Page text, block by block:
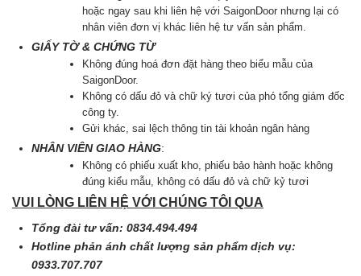
hoặc ngay sau khi liên hệ với SaigonDoor nhưng lại có
nhân viên đơn vị khác liên hệ tư vấn sản phẩm.
GIẤY TỜ & CHỨNG TỪ
Không đúng hoá đơn đặt hàng theo biểu mẫu của
SaigonDoor.
Không có dấu đỏ và chữ ký tươi của phó tổng giám đốc
công ty.
Gửi khác, sai lệch thông tin tài khoản ngân hàng
NHÂN VIÊN GIAO HÀNG:
Không có phiếu xuất kho, phiếu bảo hành hoặc không
đúng kiểu mẫu, không có dấu đỏ và chữ kỷ tươi
VUI LÒNG LIÊN HỆ VỚI CHÚNG TÔI QUA
Tổng đài tư vấn: 0834.494.494
Hotline phản ánh chất lượng sản phẩm dịch vụ:
0933.707.707